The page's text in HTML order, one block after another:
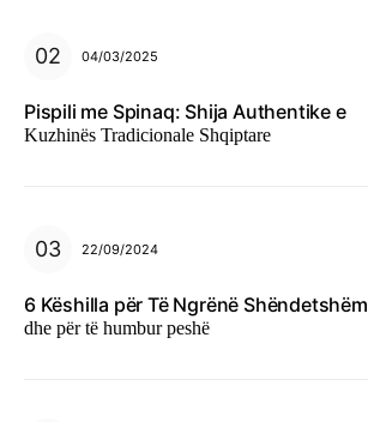
04/03/2025
Pispili me Spinaq: Shija Authentike e
Kuzhinës Tradicionale Shqiptare
22/09/2024
6 Këshilla për Të Ngrënë Shëndetshëm
dhe për të humbur peshë